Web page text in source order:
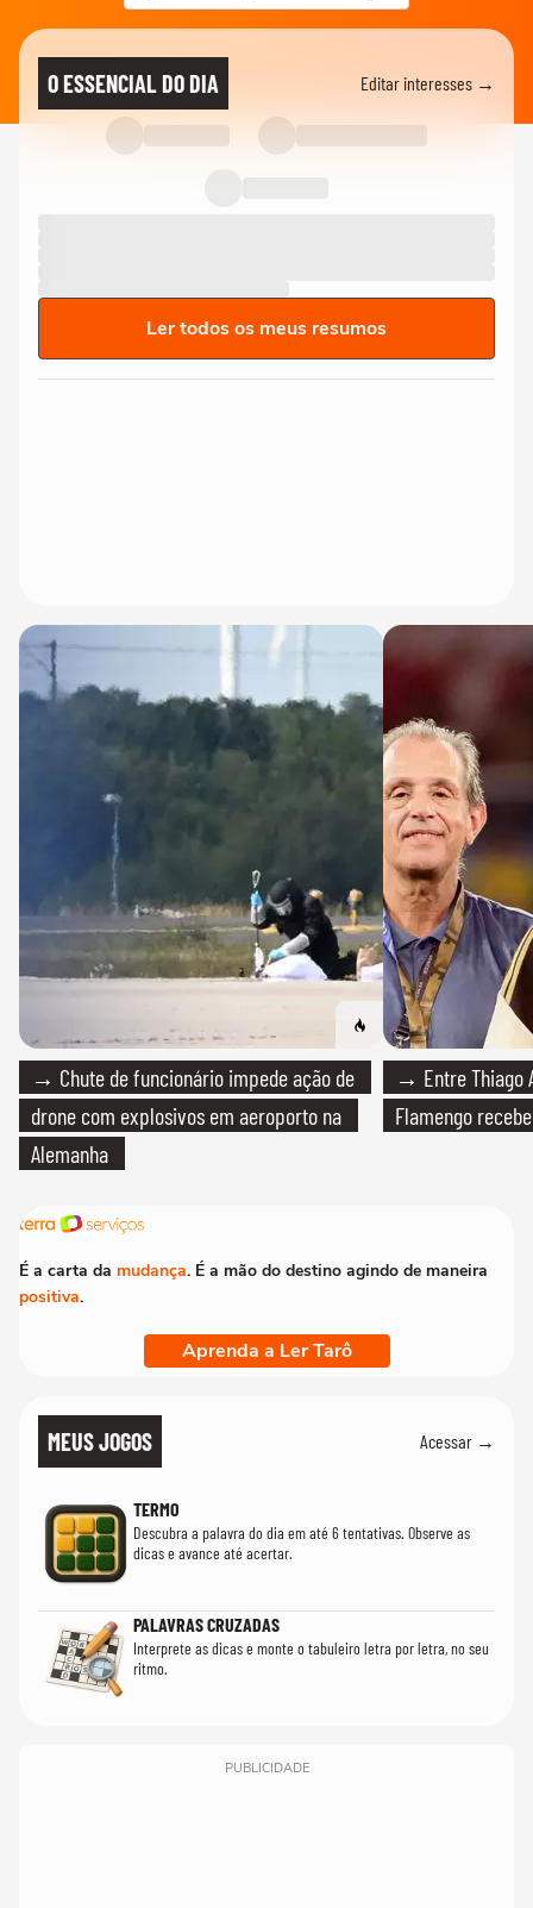
O ESSENCIAL DO DIA Editar interesses →
Ler todos os meus resumos
→ Chute de funcionário impede ação de
drone com explosivos em aeroporto na
Alemanha
→ Entre Thiago
Flamengo
É a carta da mudança. É a mão do destino agindo de maneira
positiva.
Aprenda a Ler Tarô
MEUS JOGOS Acessar →
TERMO
Descubra a palavra do dia em até 6 tentativas. Observe as
dicas e avance até acertar.
PALAVRAS CRUZADAS
Interprete as dicas e monte o tabuleiro letra por letra, no seu
ritmo.
PUBLICIDADE